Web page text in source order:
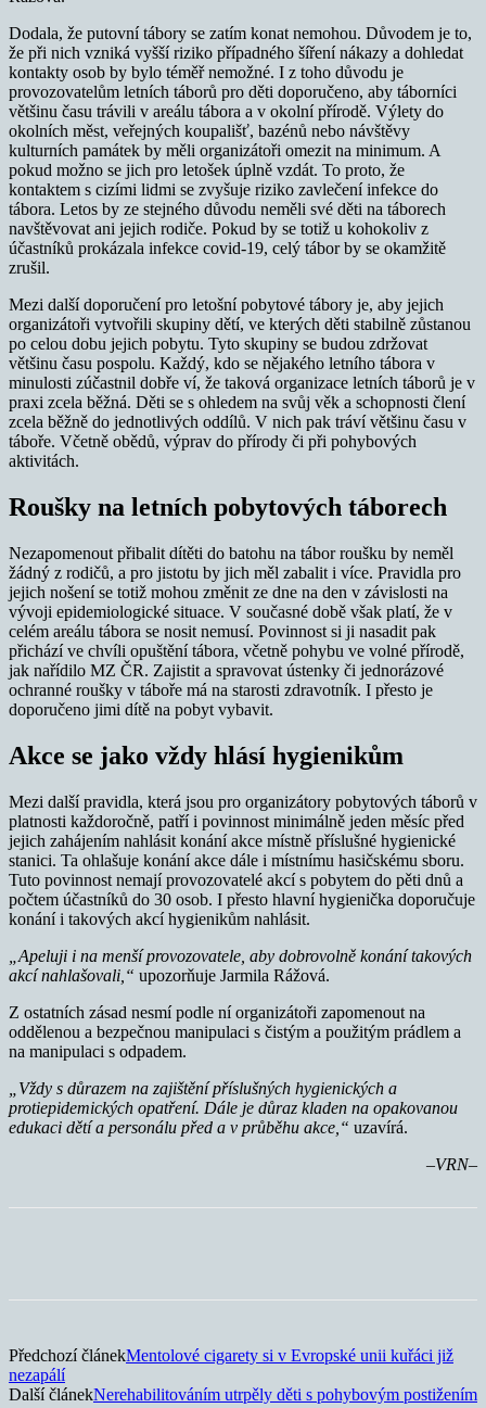
Dodala, že putovní tábory se zatím konat nemohou. Důvodem je to,
že při nich vzniká vyšší riziko případného šíření nákazy a dohledat
kontakty osob by bylo téměř nemožné. I z toho důvodu je
provozovatelům letních táborů pro děti doporučeno, aby táborníci
většinu času trávili v areálu tábora a v okolní přírodě. Výlety do
okolních měst, veřejných koupališť, bazénů nebo návštěvy
kulturních památek by měli organizátoři omezit na minimum. A
pokud možno se jich pro letošek úplně vzdát. To proto, že
kontaktem s cizími lidmi se zvyšuje riziko zavlečení infekce do
tábora. Letos by ze stejného důvodu neměli své děti na táborech
navštěvovat ani jejich rodiče. Pokud by se totiž u kohokoliv z
účastníků prokázala infekce covid-19, celý tábor by se okamžitě
zrušil.
Mezi další doporučení pro letošní pobytové tábory je, aby jejich
organizátoři vytvořili skupiny dětí, ve kterých děti stabilně zůstanou
po celou dobu jejich pobytu. Tyto skupiny se budou zdržovat
většinu času pospolu. Každý, kdo se nějakého letního tábora v
minulosti zúčastnil dobře ví, že taková organizace letních táborů je v
praxi zcela běžná. Děti se s ohledem na svůj věk a schopnosti člení
zcela běžně do jednotlivých oddílů. V nich pak tráví většinu času v
táboře. Včetně obědů, výprav do přírody či při pohybových
aktivitách.
Roušky na letních pobytových táborech
Nezapomenout přibalit dítěti do batohu na tábor roušku by neměl
žádný z rodičů, a pro jistotu by jich měl zabalit i více. Pravidla pro
jejich nošení se totiž mohou změnit ze dne na den v závislosti na
vývoji epidemiologické situace. V současné době však platí, že v
celém areálu tábora se nosit nemusí. Povinnost si ji nasadit pak
přichází ve chvíli opuštění tábora, včetně pohybu ve volné přírodě,
jak nařídilo MZ ČR. Zajistit a spravovat ústenky či jednorázové
ochranné roušky v táboře má na starosti zdravotník. I přesto je
doporučeno jimi dítě na pobyt vybavit.
Akce se jako vždy hlásí hygienikům
Mezi další pravidla, která jsou pro organizátory pobytových táborů v
platnosti každoročně, patří i povinnost minimálně jeden měsíc před
jejich zahájením nahlásit konání akce místně příslušné hygienické
stanici. Ta ohlašuje konání akce dále i místnímu hasičskému sboru.
Tuto povinnost nemají provozovatelé akcí s pobytem do pěti dnů a
počtem účastníků do 30 osob. I přesto hlavní hygienička doporučuje
konání i takových akcí hygienikům nahlásit.
„Apeluji i na menší provozovatele, aby dobrovolně konání takových
akcí nahlašovali,“ upozorňuje Jarmila Rážová.
Z ostatních zásad nesmí podle ní organizátoři zapomenout na
oddělenou a bezpečnou manipulaci s čistým a použitým prádlem a
na manipulaci s odpadem.
„Vždy s důrazem na zajištění příslušných hygienických a
protiepidemických opatření. Dále je důraz kladen na opakovanou
edukaci dětí a personálu před a v průběhu akce,“ uzavírá.
–VRN–
Předchozí článekMentolové cigarety si v Evropské unii kuřáci již
nezapálí
Další článekNerehabilitováním utrpěly děti s pohybovým postižením